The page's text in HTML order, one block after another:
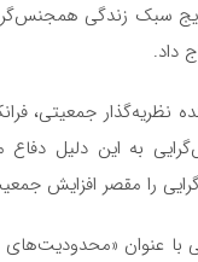
سبک زندگی
داد.
نویسنده نظریه‌گذار
به این دلیل
را مقصر افزایش
گزارشی با عنوان